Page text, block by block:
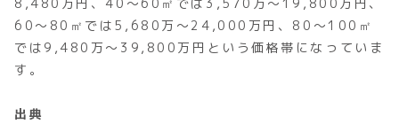
60～80㎡では5,680万～24,000万円、80～100㎡
では9,480万～39,800万円という価格帯になっていま
す。
出典